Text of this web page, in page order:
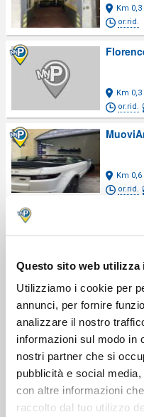
Questo sito web utilizza
Utilizziamo i cookie per
annunci, per fornire
analizzare il nostro
informazioni sul modo in
nostri partner che si
pubblicità e social
con altre informazioni
raccolto dal tuo utilizzo
Km 0,3
or.rid.
Km 0,3
or.rid.
Km 0,6
or.rid.
or.rid.
7.8
26
Km 0,9
9.3
78